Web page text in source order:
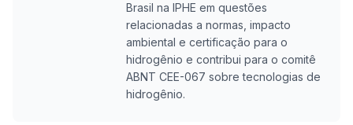
Brasil na IPHE em questões
relacionadas a normas, impacto
ambiental e certificação para o
hidrogênio e contribui para o comitê
ABNT CEE-067 sobre tecnologias de
hidrogênio.